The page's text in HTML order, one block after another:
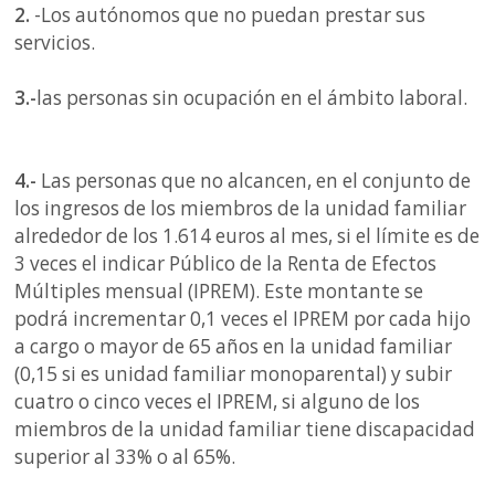
2. -Los autónomos que no puedan prestar sus
servicios.
3.-las personas sin ocupación en el ámbito laboral.
4.- Las personas que no alcancen, en el conjunto de
los ingresos de los miembros de la unidad familiar
alrededor de los 1.614 euros al mes, si el límite es de
3 veces el indicar Público de la Renta de Efectos
Múltiples mensual (IPREM). Este montante se
podrá incrementar 0,1 veces el IPREM por cada hijo
a cargo o mayor de 65 años en la unidad familiar
(0,15 si es unidad familiar monoparental) y subir
cuatro o cinco veces el IPREM, si alguno de los
miembros de la unidad familiar tiene discapacidad
superior al 33% o al 65%.